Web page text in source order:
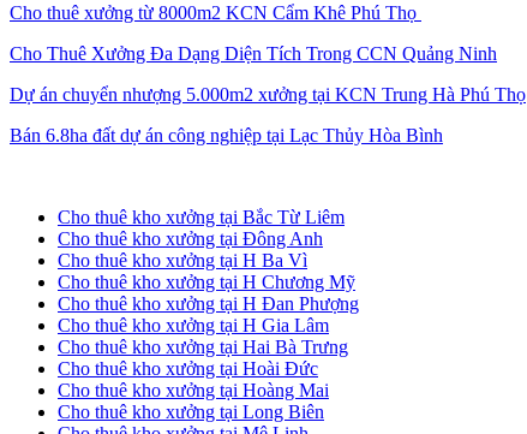
Cho thuê xưởng từ 8000m2 KCN Cẩm Khê Phú Thọ
Cho Thuê Xưởng Đa Dạng Diện Tích Trong CCN Quảng Ninh
Dự án chuyển nhượng 5.000m2 xưởng tại KCN Trung Hà Phú Thọ
Bán 6.8ha đất dự án công nghiệp tại Lạc Thủy Hòa Bình
Cho thuê kho xưởng tại Bắc Từ Liêm
Cho thuê kho xưởng tại Đông Anh
Cho thuê kho xưởng tại H Ba Vì
Cho thuê kho xưởng tại H Chương Mỹ
Cho thuê kho xưởng tại H Đan Phượng
Cho thuê kho xưởng tại H Gia Lâm
Cho thuê kho xưởng tại Hai Bà Trưng
Cho thuê kho xưởng tại Hoài Đức
Cho thuê kho xưởng tại Hoàng Mai
Cho thuê kho xưởng tại Long Biên